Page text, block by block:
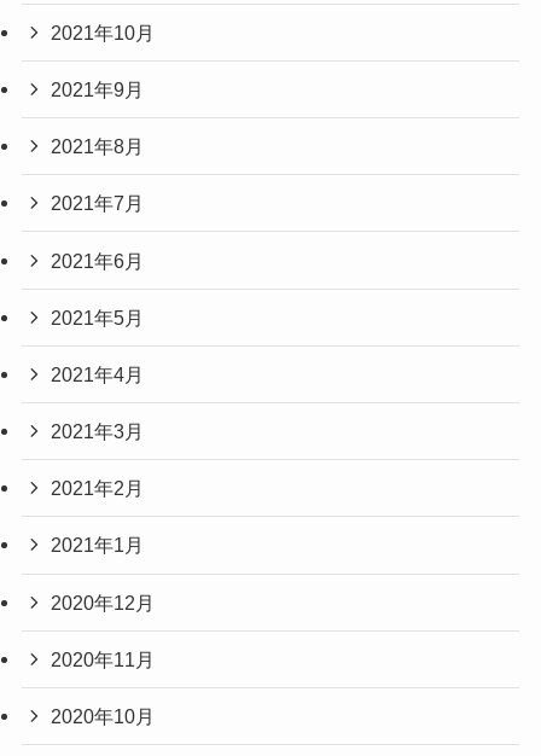
2021年10月
2021年9月
2021年8月
2021年7月
2021年6月
2021年5月
2021年4月
2021年3月
2021年2月
2021年1月
2020年12月
2020年11月
2020年10月